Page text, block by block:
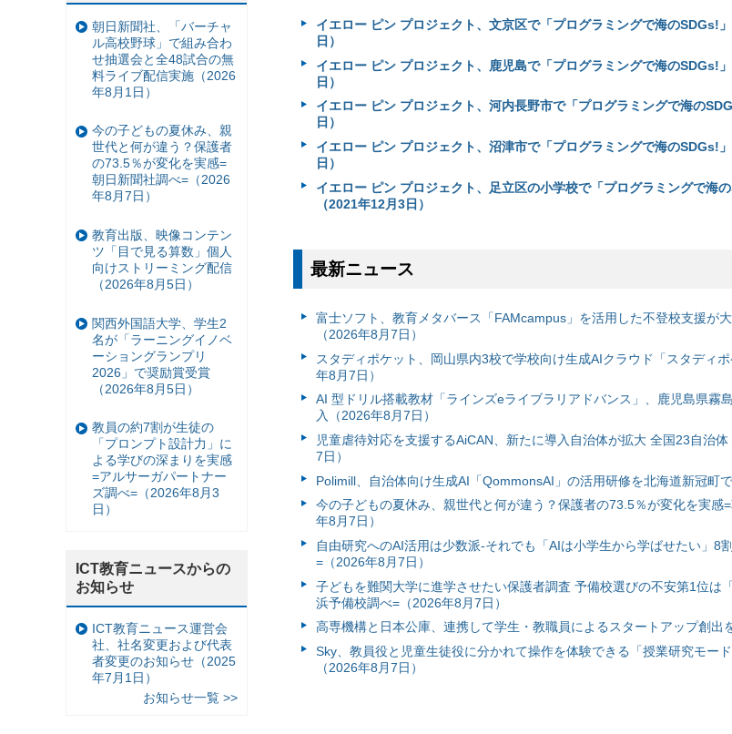
イエロー ピン プロジェクト、文京区で「プログラミングで海のSDGs!
日）
イエロー ピン プロジェクト、鹿児島で「プログラミングで海のSDGs!
日）
イエロー ピン プロジェクト、河内長野市で「プログラミングで海の
日）
イエロー ピン プロジェクト、沼津市で「プログラミングで海のSDGs!
日）
イエロー ピン プロジェクト、足立区の小学校で「プログラミングで海
（2021年12月3日）
最新ニュース
富⼠ソフト、教育メタバース「FAMcampus」を活用した不登校支援が
（2026年8月7日）
スタディポケット、岡山県内3校で学校向け生成AIクラウド「スタディ
年8月7日）
AI 型ドリル搭載教材「ラインズeライブラリアドバンス」、鹿児島県霧
入（2026年8月7日）
児童虐待対応を支援するAiCAN、新たに導入自治体が拡大 全国23自治
7日）
Polimill、自治体向け生成AI「QommonsAI」の活用研修を北海道新冠町
今の子どもの夏休み、親世代と何が違う？保護者の73.5％が変化を実感
年8月7日）
自由研究へのAI活用は少数派-それでも「AIは小学生から学ばせたい」8
=（2026年8月7日）
子どもを難関大学に進学させたい保護者調査 予備校選びの不安第1位は
浜予備校調べ=（2026年8月7日）
高専機構と日本公庫、連携して学生・教職員によるスタートアップ創出
Sky、教員役と児童生徒役に分かれて操作を体験できる「授業研究モー
（2026年8月7日）
朝日新聞社、「バーチャ
ル高校野球」で組み合わ
せ抽選会と全48試合の無
料ライブ配信実施（2026
年8月1日）
今の子どもの夏休み、親
世代と何が違う？保護者
の73.5％が変化を実感=
朝日新聞社調べ=（2026
年8月7日）
教育出版、映像コンテン
ツ「目で見る算数」個人
向けストリーミング配信
（2026年8月5日）
関西外国語大学、学生2
名が「ラーニングイノベ
ーショングランプリ
2026」で奨励賞受賞
（2026年8月5日）
教員の約7割が生徒の
「プロンプト設計力」に
よる学びの深まりを実感
=アルサーガパートナー
ズ調べ=（2026年8月3
日）
ICT教育ニュースからの
お知らせ
ICT教育ニュース運営会
社、社名変更および代表
者変更のお知らせ（2025
年7月1日）
お知らせ一覧 >>